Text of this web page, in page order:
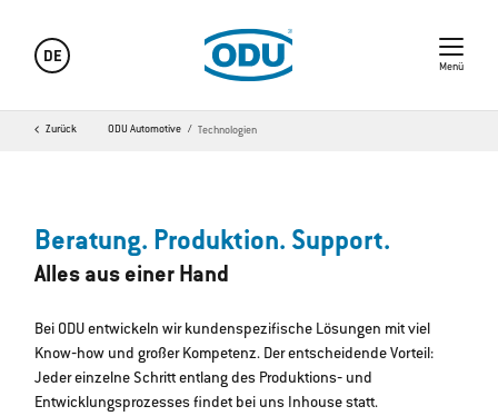
DE
Menü
Zurück ODU Automotive Technologien
Beratung. Produktion. Support.
Alles aus einer Hand
Bei ODU entwickeln wir kundenspezifische Lösungen mit viel
Know‐how und großer Kompetenz. Der entscheidende Vorteil:
Jeder einzelne Schritt entlang des Produktions‐ und
Entwicklungsprozesses findet bei uns Inhouse statt.